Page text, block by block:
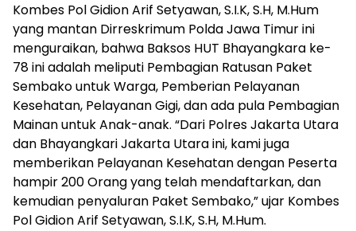
Kombes Pol Gidion Arif Setyawan, S.I.K, S.H, M.Hum
yang mantan Dirreskrimum Polda Jawa Timur ini
menguraikan, bahwa Baksos HUT Bhayangkara ke-
78 ini adalah meliputi Pembagian Ratusan Paket
Sembako untuk Warga, Pemberian Pelayanan
Kesehatan, Pelayanan Gigi, dan ada pula Pembagian
Mainan untuk Anak-anak. “Dari Polres Jakarta Utara
dan Bhayangkari Jakarta Utara ini, kami juga
memberikan Pelayanan Kesehatan dengan Peserta
hampir 200 Orang yang telah mendaftarkan, dan
kemudian penyaluran Paket Sembako,” ujar Kombes
Pol Gidion Arif Setyawan, S.I.K, S.H, M.Hum.